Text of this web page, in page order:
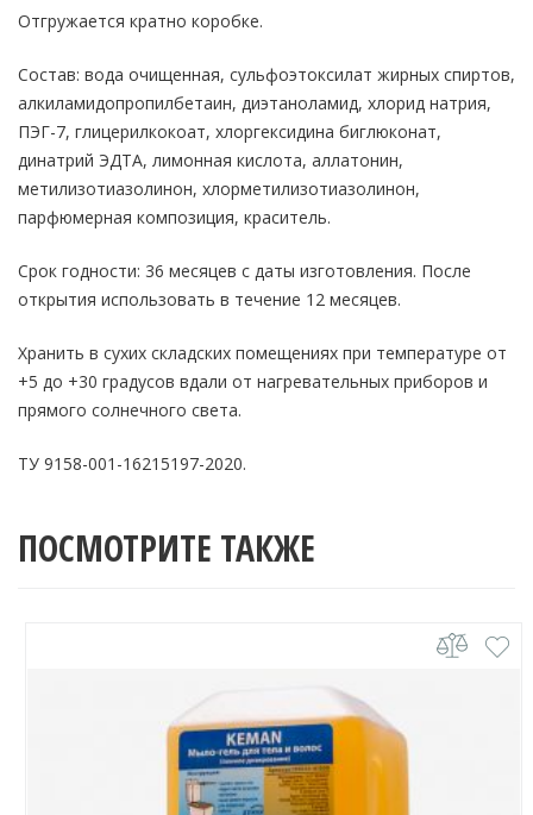
Отгружается кратно коробке.
Состав: вода очищенная, сульфоэтоксилат жирных спиртов,
алкиламидопропилбетаин, диэтаноламид, хлорид натрия,
ПЭГ-7, глицерилкокоат, хлоргексидина биглюконат,
динатрий ЭДТА, лимонная кислота, аллатонин,
метилизотиазолинон, хлорметилизотиазолинон,
парфюмерная композиция, краситель.
Срок годности: 36 месяцев с даты изготовления. После
открытия использовать в течение 12 месяцев.
Хранить в сухих складских помещениях при температуре от
+5 до +30 градусов вдали от нагревательных приборов и
прямого солнечного света.
ТУ 9158-001-16215197-2020.
ПОСМОТРИТЕ ТАКЖЕ